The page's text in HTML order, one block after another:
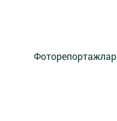
Фоторепортажлар